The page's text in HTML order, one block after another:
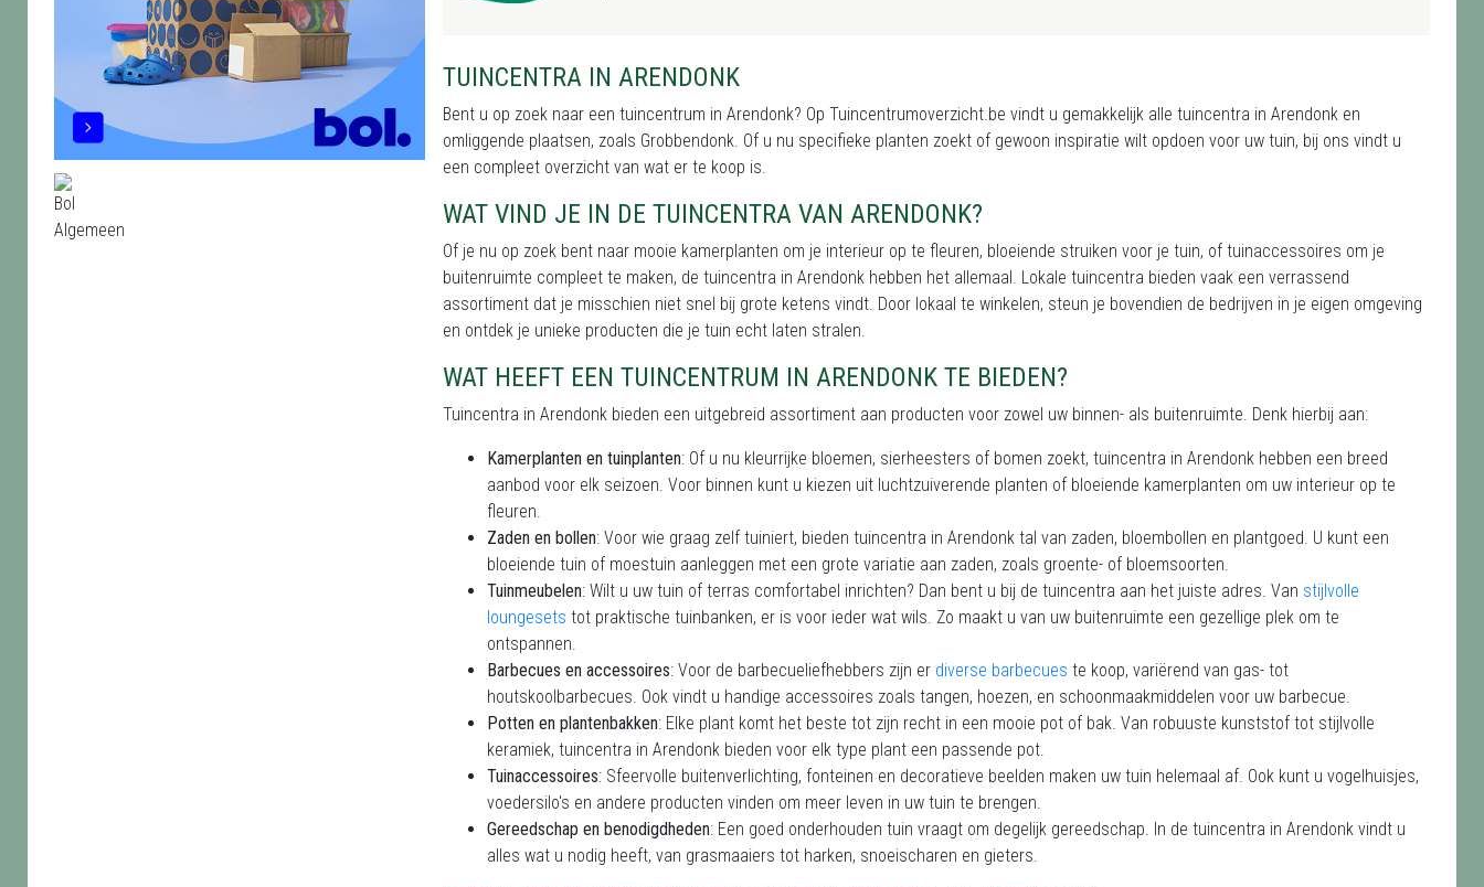
TUINCENTRA IN ARENDONK
Bent u op zoek naar een tuincentrum in Arendonk? Op Tuincentrumoverzicht.be vindt u gemakkelijk alle tuincentra in Arendonk en
omliggende plaatsen, zoals Grobbendonk. Of u nu specifieke planten zoekt of gewoon inspiratie wilt opdoen voor uw tuin, bij ons vindt u
een compleet overzicht van wat er te koop is.
WAT VIND JE IN DE TUINCENTRA VAN ARENDONK?
Of je nu op zoek bent naar mooie kamerplanten om je interieur op te fleuren, bloeiende struiken voor je tuin, of tuinaccessoires om je
buitenruimte compleet te maken, de tuincentra in Arendonk hebben het allemaal. Lokale tuincentra bieden vaak een verrassend
assortiment dat je misschien niet snel bij grote ketens vindt. Door lokaal te winkelen, steun je bovendien de bedrijven in je eigen omgeving
en ontdek je unieke producten die je tuin echt laten stralen.
WAT HEEFT EEN TUINCENTRUM IN ARENDONK TE BIEDEN?
Tuincentra in Arendonk bieden een uitgebreid assortiment aan producten voor zowel uw binnen- als buitenruimte. Denk hierbij aan:
Kamerplanten en tuinplanten: Of u nu kleurrijke bloemen, sierheesters of bomen zoekt, tuincentra in Arendonk hebben een breed
aanbod voor elk seizoen. Voor binnen kunt u kiezen uit luchtzuiverende planten of bloeiende kamerplanten om uw interieur op te
fleuren.
Zaden en bollen: Voor wie graag zelf tuiniert, bieden tuincentra in Arendonk tal van zaden, bloembollen en plantgoed. U kunt een
bloeiende tuin of moestuin aanleggen met een grote variatie aan zaden, zoals groente- of bloemsoorten.
Tuinmeubelen: Wilt u uw tuin of terras comfortabel inrichten? Dan bent u bij de tuincentra aan het juiste adres. Van stijlvolle
loungesets tot praktische tuinbanken, er is voor ieder wat wils. Zo maakt u van uw buitenruimte een gezellige plek om te
ontspannen.
Barbecues en accessoires: Voor de barbecueliefhebbers zijn er diverse barbecues te koop, variërend van gas- tot
houtskoolbarbecues. Ook vindt u handige accessoires zoals tangen, hoezen, en schoonmaakmiddelen voor uw barbecue.
Potten en plantenbakken: Elke plant komt het beste tot zijn recht in een mooie pot of bak. Van robuuste kunststof tot stijlvolle
keramiek, tuincentra in Arendonk bieden voor elk type plant een passende pot.
Tuinaccessoires: Sfeervolle buitenverlichting, fonteinen en decoratieve beelden maken uw tuin helemaal af. Ook kunt u vogelhuisjes,
voedersilo's en andere producten vinden om meer leven in uw tuin te brengen.
Gereedschap en benodigdheden: Een goed onderhouden tuin vraagt om degelijk gereedschap. In de tuincentra in Arendonk vindt u
alles wat u nodig heeft, van grasmaaiers tot harken, snoeischaren en gieters.